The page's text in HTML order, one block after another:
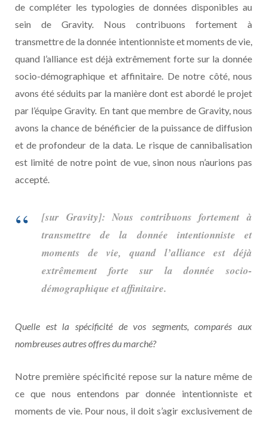
de compléter les typologies de données disponibles au
sein de Gravity. Nous contribuons fortement à
transmettre de la donnée intentionniste et moments de vie,
quand l’alliance est déjà extrêmement forte sur la donnée
socio-démographique et affinitaire. De notre côté, nous
avons été séduits par la manière dont est abordé le projet
par l’équipe Gravity. En tant que membre de Gravity, nous
avons la chance de bénéficier de la puissance de diffusion
et de profondeur de la data. Le risque de cannibalisation
est limité de notre point de vue, sinon nous n’aurions pas
accepté.
[sur Gravity]: Nous contribuons fortement à
transmettre de la donnée intentionniste et
moments de vie, quand l’alliance est déjà
extrêmement forte sur la donnée socio-
démographique et affinitaire.
Quelle est la spécificité de vos segments, comparés aux
nombreuses autres offres du marché?
Notre première spécificité repose sur la nature même de
ce que nous entendons par donnée intentionniste et
moments de vie. Pour nous, il doit s’agir exclusivement de